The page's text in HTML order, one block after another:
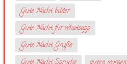
Gute Nacht bilder
Gute Nacht für whatsapp
Gute Nacht Grüße